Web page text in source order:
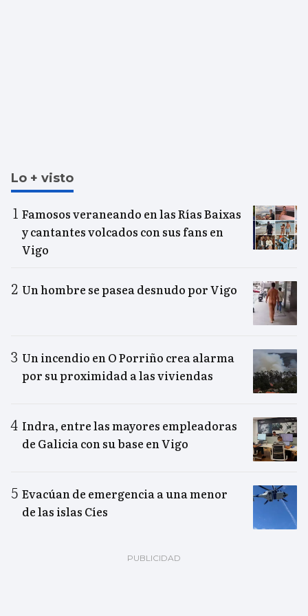
Lo + visto
Famosos veraneando en las Rías Baixas
y cantantes volcados con sus fans en
Vigo
Un hombre se pasea desnudo por Vigo
Un incendio en O Porriño crea alarma
por su proximidad a las viviendas
Indra, entre las mayores empleadoras
de Galicia con su base en Vigo
Evacúan de emergencia a una menor
de las islas Cíes